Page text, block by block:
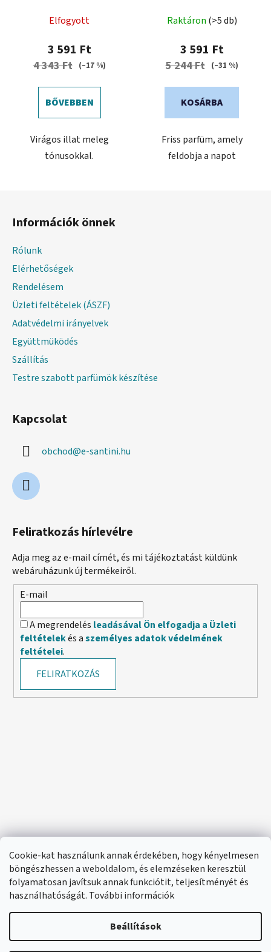
Cookie-kat használunk annak érdekében, hogy kényelmesen
böngészhessen a weboldalom, és elemzéseken keresztül
folyamatosan javítsuk annak funkciótit, teljesítményét és
használhatóságát. További információk
Beállítások
Elfogyott
3 591 Ft
4 343 Ft (–17 %)
BŐVEBBEN
Virágos illat meleg
tónusokkal.
Raktáron (>5 db)
3 591 Ft
5 244 Ft (–31 %)
KOSÁRBA
Friss parfüm, amely
feldobja a napot
Információk önnek
Rólunk
Elérhetőségek
Rendelésem
Üzleti feltételek (ÁSZF)
Adatvédelmi irányelvek
Együttmüködés
Szállítás
Testre szabott parfümök készítése
Kapcsolat
obchod@e-santini.hu
Feliratkozás hírlevélre
Adja meg az e-mail címét, és mi tájékoztatást küldünk
webáruházunk új termékeiről.
E-mail
A megrendelés leadásával Ön elfogadja a Üzleti
feltételekés aszemélyes adatok védelmének
feltételei.
FELIRATKOZÁS